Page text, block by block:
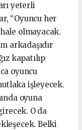
yeterli
“Oyuncu her
olmayacak.
arkadaşıdır
kapatılıp
oyuncu
işleyecek.
oyuna
O da
Belki